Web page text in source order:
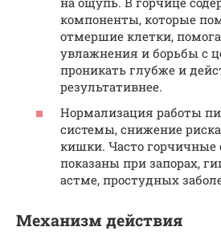
компоненты, которые
отмершие клетки,
увлажнения и борьбы с
проникать глубже и
результативнее.
Нормализация работы
системы, снижение
кишки. Часто горчичные
показаны при запорах,
астме, простудных
Механизм действия